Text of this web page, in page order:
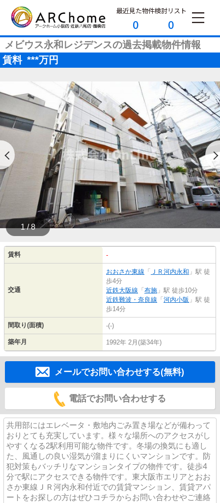
最近見た物件
0
検討リスト
0
メビウス永和レジデンスの過去掲載物件情報
賃料 ***万円
1 / 8
賃料 -
交通
おおさか東線 「 ＪＲ河内永和 」駅 徒
歩4分
近鉄大阪線 「 布施 」駅 徒歩10分
近鉄難波・奈良線 「 河内小阪 」駅 徒
歩14分
間取り(面積) -(-)
築年月 1992年 2月(築34年)
メールでお問い合わせする(無料)
電話でお問い合わせする
共用部にはエレベータ・敷地内ごみ置き場などが備わって
おりとても充実しています。様々な場所へのアクセスがし
やすくなる2駅利用可能な物件です。冬場の換気にも適し
た、風通しの良い湿気が溜まりにくいマンションです。防
犯対策もバッチリなマンションタイプの物件です。徒歩4
分で駅にアクセスできる物件です。東大阪市エリアとおお
さか東線ＪＲ河内永和付近での賃貸マンション、賃貸アパ
ートをお探しの方はぜひコチラからお問い合わせやご連絡